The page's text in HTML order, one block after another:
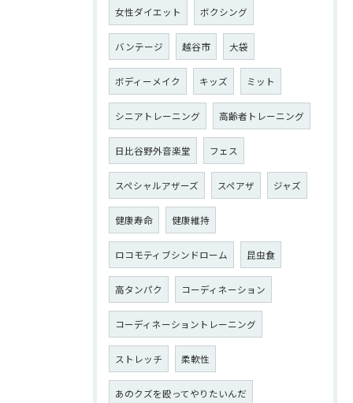
女性ダイエット ボクシング
バンテージ 越谷市 大袋
ボディーメイク キッズ ミット
シニアトレーニング 高齢者トレーニング
日比谷野外音楽堂 フェス
スペシャルアザーズ スペアザ ジャズ
健康寿命 健康維持
ロコモティブシンドローム 昆虫食
高タンパク コーディネーション
コーディネーショントレーニング
ストレッチ 柔軟性
あのクズを殴ってやりたいんだ